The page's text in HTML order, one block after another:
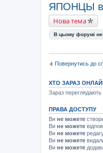
ЯПОНЦЫ
Нова тема
В цьому форумі
Повернутись до
ХТО ЗАРАЗ
Зараз переглядають
ПРАВА ДОСТУПУ
Ви не можете
Ви не можете
Ви не можете
Ви не можете
Ви не можете